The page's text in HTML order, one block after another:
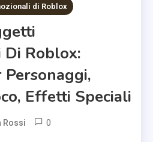
di Roblox
Roblox:
Personaggi,
Effetti Speciali
Rossi 0